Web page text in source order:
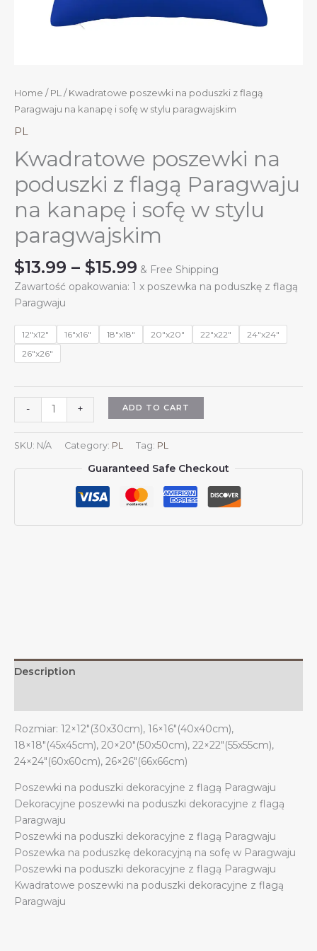
Home / PL / Kwadratowe poszewki na poduszki z flagą
Paragwaju na kanapę i sofę w stylu paragwajskim
PL
Kwadratowe poszewki na
poduszki z flagą Paragwaju
na kanapę i sofę w stylu
paragwajskim
$13.99 – $15.99 Price
range:
$13.99
$15.99
& Free Shipping
Zawartość opakowania: 1 x poszewka na poduszkę z flagą
Paragwaju
12"x12" 16"x16" 18"x18" 20"x20" 22"x22"
24"x24"
26"x26"
-
Kwadratowe
poszewki
na
poduszki
z
+ ADD TO CART
SKU: N/A Category: PL Tag: PL
Guaranteed Safe Checkout
Description
Rozmiar: 12×12″(30x30cm), 16×16″(40x40cm),
18×18″(45x45cm), 20×20″(50x50cm), 22×22″(55x55cm),
24×24″(60x60cm), 26×26″(66x66cm)
Poszewki na poduszki dekoracyjne z flagą Paragwaju
Dekoracyjne poszewki na poduszki dekoracyjne z flagą
Paragwaju
Poszewki na poduszki dekoracyjne z flagą Paragwaju
Poszewka na poduszkę dekoracyjną na sofę w Paragwaju
Poszewki na poduszki dekoracyjne z flagą Paragwaju
Kwadratowe poszewki na poduszki dekoracyjne z flagą
Paragwaju